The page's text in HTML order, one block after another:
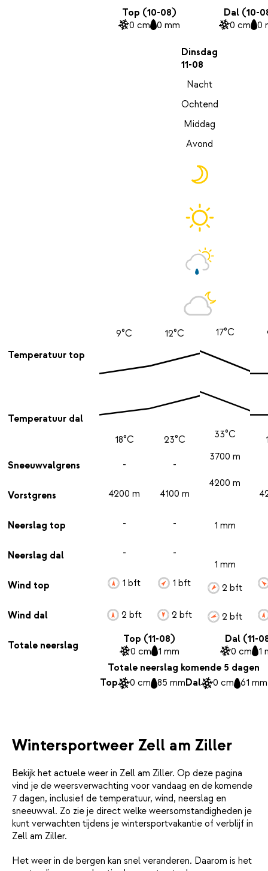
Temperatuur top
Temperatuur dal
Sneeuwvalgrens
Vorstgrens
Neerslag top
Neerslag dal
Wind top
Wind dal
Totale neerslag
Top (10-08)
0 cm 0 mm
Dal (10-
0 cm 0
Dinsdag
11-08
Nacht
Ochtend
Middag
Avond
9°C
18°C
-
4200 m
-
-
1 bft
2 bft
12°C
23°C
-
4100 m
-
-
1 bft
2 bft
17°C
33°C
3700 m
4200 m
1 mm
1 mm
2 bft
2 bft
Top (11-08)
0 cm 1 mm
Dal (11-
0 cm 1
Totale neerslag komende 5 dagen
Top
0 cm 85 mmDal 0 cm 61 mm
Wintersportweer Zell am Ziller
Bekijk het actuele weer in Zell am Ziller. Op deze pagina
vind je de weersverwachting voor vandaag en de komende
7 dagen, inclusief de temperatuur, wind, neerslag en
sneeuwval. Zo zie je direct welke weersomstandigheden je
kunt verwachten tijdens je wintersportvakantie of verblijf in
Zell am Ziller.
Het weer in de bergen kan snel veranderen. Daarom is het